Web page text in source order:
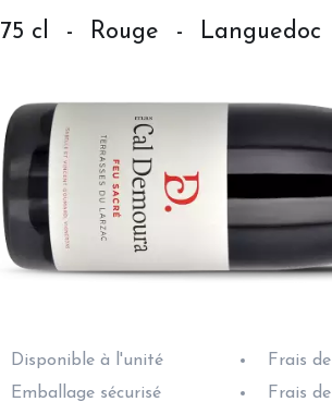
75 cl - Rouge - Languedoc
Disponible à l'unité
Emballage sécurisé
Frais
Frais